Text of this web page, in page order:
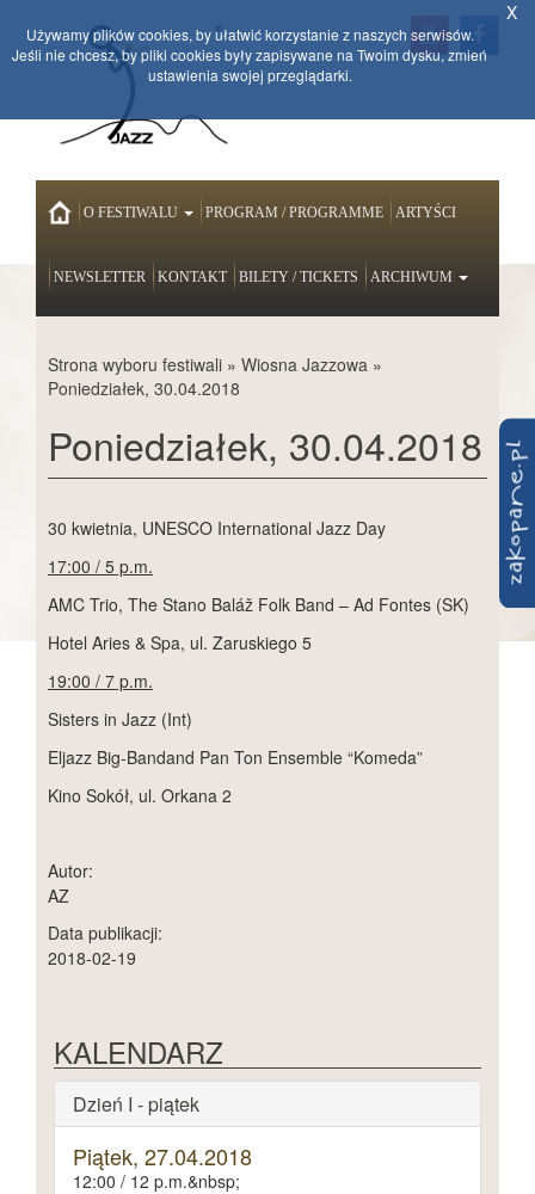
HOMEO FESTIWALU PROGRAM / PROGRAMME ARTYŚCI
NEWSLETTER KONTAKT BILETY / TICKETS ARCHIWUM
Strona wyboru festiwali » Wiosna Jazzowa »
Poniedziałek, 30.04.2018
Poniedziałek, 30.04.2018
30 kwietnia, UNESCO International Jazz Day
17:00 / 5 p.m.
AMC Trio, The Stano Baláž Folk Band ‎– Ad Fontes (SK)
Hotel Aries & Spa, ul. Zaruskiego 5
19:00 / 7 p.m.
Sisters in Jazz (Int)
Eljazz Big-Bandand Pan Ton Ensemble “Komeda”
Kino Sokół, ul. Orkana 2
Autor:
AZ
Data publikacji:
2018-02-19
KALENDARZ
Dzień I - piątek
Piątek, 27.04.2018
12:00 / 12 p.m.&nbsp;
Używamy plików cookies, by ułatwić korzystanie z naszych serwisów.
Jeśli nie chcesz, by pliki cookies były zapisywane na Twoim dysku, zmień
ustawienia swojej przeglądarki.
X